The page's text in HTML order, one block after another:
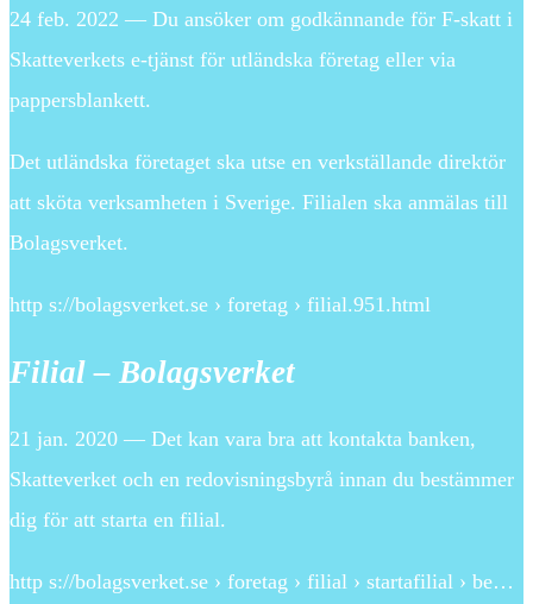
24 feb. 2022 — Du ansöker om godkännande för F-skatt i
Skatteverkets e-tjänst för utländska företag eller via
pappersblankett.
Det utländska företaget ska utse en verkställande direktör
att sköta verksamheten i Sverige. Filialen ska anmälas till
Bolagsverket.
http s://bolagsverket.se › foretag › filial.951.html
Filial – Bolagsverket
21 jan. 2020 — Det kan vara bra att kontakta banken,
Skatteverket och en redovisningsbyrå innan du bestämmer
dig för att starta en filial.
http s://bolagsverket.se › foretag › filial › startafilial › be…